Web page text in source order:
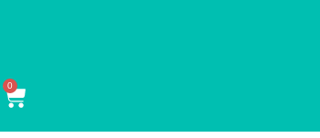
0
Carrito